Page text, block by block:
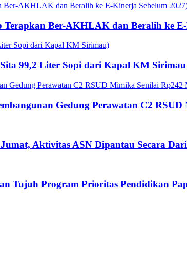
Terapkan Ber-AKHLAK dan Beralih ke
99,2 Liter Sopi dari Kapal KM Sirimau
Gedung Perawatan C2
Aktivitas ASN Dipantau Secara
Tujuh Program Prioritas Pendidikan